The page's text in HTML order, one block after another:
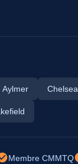
Aylmer Chelsea
Membre CMMTQ